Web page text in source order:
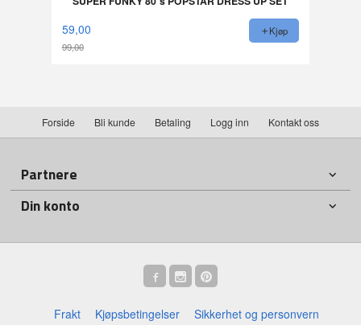
59,00
99,00
Kjøp
Forside Bli kunde Betaling Logg inn Kontakt oss
Partnere
Din konto
Frakt Kjøpsbetingelser Sikkerhet og personvern